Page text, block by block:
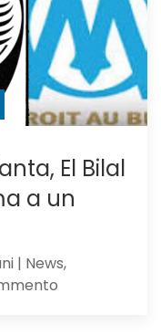
El Bilal
a un
| News,